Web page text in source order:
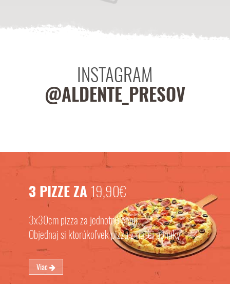
INSTAGRAM
@ALDENTE_PRESOV
3 PIZZE ZA 19,90€
3x30cm pizza za jednotnú cenu.
Objednaj si ktorúkoľvek pizzu z našej ponuky
Viac